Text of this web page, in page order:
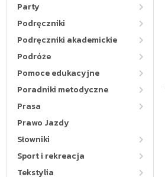
Party
Podręczniki
Podręczniki akademickie
Podróże
Pomoce edukacyjne
Poradniki metodyczne
Prasa
Prawo Jazdy
Słowniki
Sport i rekreacja
Tekstylia